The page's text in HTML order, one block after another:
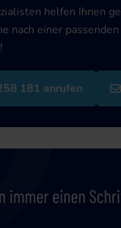
helfen Ihnen
nach einer
181 anrufen